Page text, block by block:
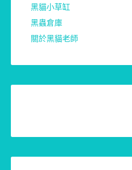
黑貓小草缸
黑蟲倉庫
關於黑貓老師